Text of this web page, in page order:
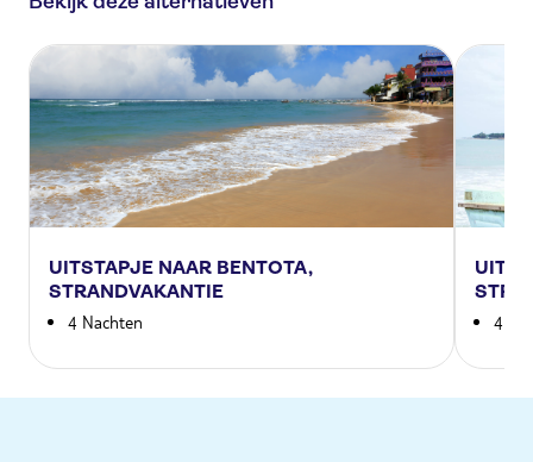
UITSTAPJE NAAR BENTOTA,
STRANDVAKANTIE
4 Nachten 4